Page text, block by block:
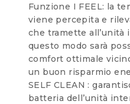
Funzione I FEEL: la
viene percepita e
che tramette all’unità
questo modo sarà
comfort ottimale
un buon risparmio
SELF CLEAN :
batteria dell’unità